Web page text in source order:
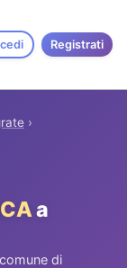
Registrati
›
a
di